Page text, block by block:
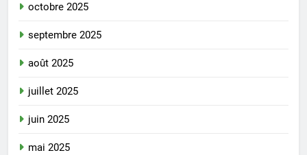
octobre 2025
septembre 2025
août 2025
juillet 2025
juin 2025
mai 2025